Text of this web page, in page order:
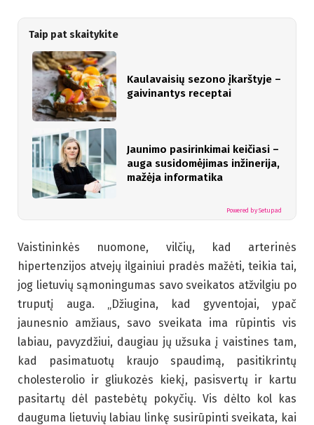
Taip pat skaitykite
Kaulavaisių sezono įkarštyje –
gaivinantys receptai
Jaunimo pasirinkimai keičiasi –
auga susidomėjimas inžinerija,
mažėja informatika
Powered by Setupad
Vaistininkės nuomone, vilčių, kad arterinės
hipertenzijos atvejų ilgainiui pradės mažėti, teikia tai,
jog lietuvių sąmoningumas savo sveikatos atžvilgiu po
truputį auga. „Džiugina, kad gyventojai, ypač
jaunesnio amžiaus, savo sveikata ima rūpintis vis
labiau, pavyzdžiui, daugiau jų užsuka į vaistines tam,
kad pasimatuotų kraujo spaudimą, pasitikrintų
cholesterolio ir gliukozės kiekį, pasisvertų ir kartu
pasitartų dėl pastebėtų pokyčių. Vis dėlto kol kas
dauguma lietuvių labiau linkę susirūpinti sveikata, kai